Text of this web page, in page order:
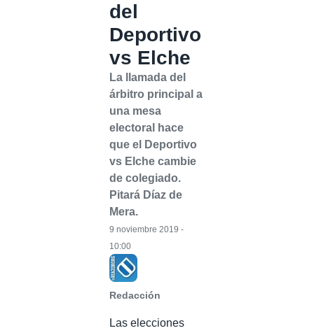
del
Deportivo
vs Elche
La llamada del
árbitro principal a
una mesa
electoral hace
que el Deportivo
vs Elche cambie
de colegiado.
Pitará Díaz de
Mera.
Redacción
9 noviembre 2019 -
10:00
Las elecciones